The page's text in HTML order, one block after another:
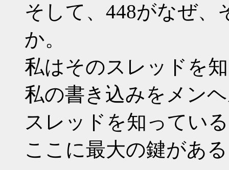
そして、448がなぜ
か。
私はそのスレッドを
私の書き込みをメン
スレッドを知ってい
ここに最大の鍵があ